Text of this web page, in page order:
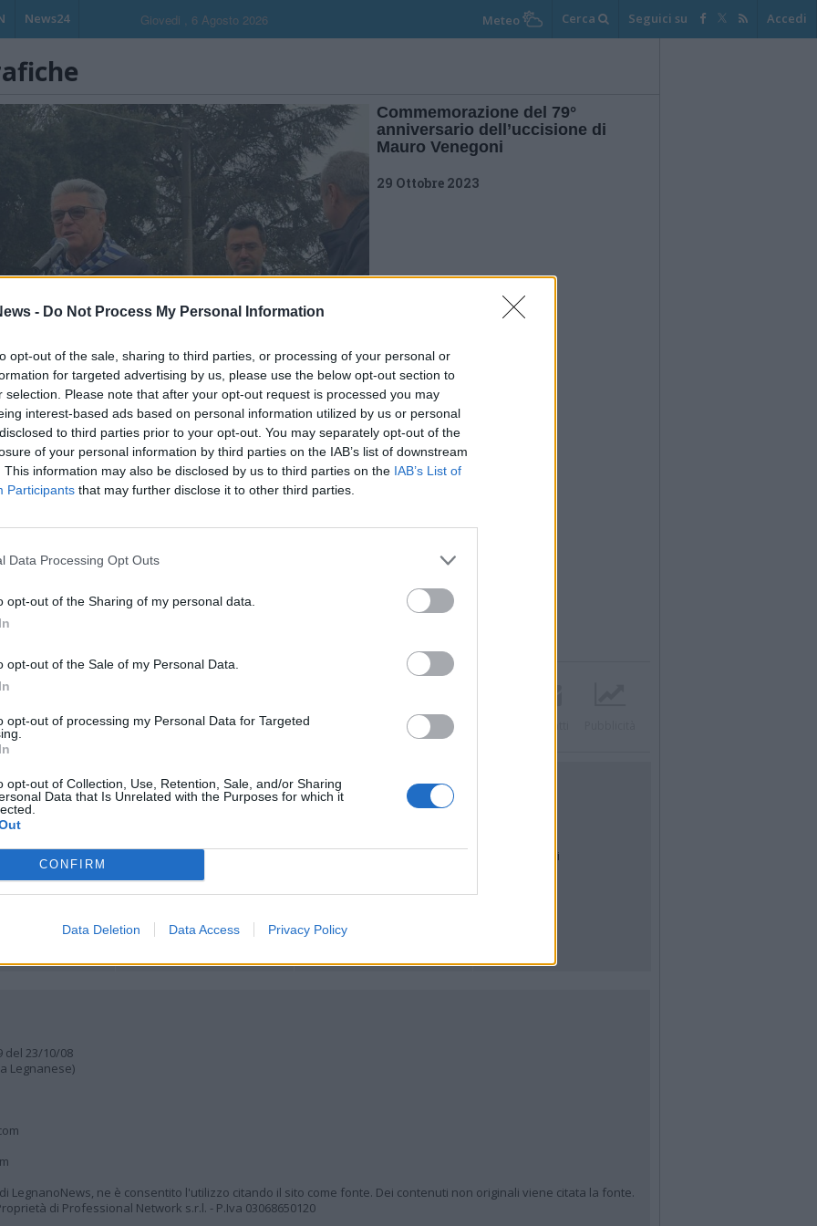
- Do Not Process My Personal Information
opt-out of the sale, sharing to third parties, or processing of your personal or
for targeted advertising by us, please use the below opt-out section to
selection. Please note that after your opt-out request is processed you may
interest-based ads based on personal information utilized by us or personal
to third parties prior to your opt-out. You may separately opt-out of the
of your personal information by third parties on the IAB’s list of downstream
This information may also be disclosed by us to third parties on the IAB’s List of
Participants that may further disclose it to other third parties.
Data Processing Opt Outs
opt-out of the Sharing of my personal data.
opt-out of the Sale of my Personal Data.
opt-out of processing my Personal Data for Targeted
opt-out of Collection, Use, Retention, Sale, and/or Sharing
Data that Is Unrelated with the Purposes for which it
CONFIRM
Data Deletion Data Access Privacy Policy
News24 Giovedi , 6 Agosto 2026 Meteo Cerca Seguici su Accedi
1 di 8
anni dopo: “Battiamoci per la libertà di tutti”
Commemorazione del 79°
anniversario dell’uccisione di
Mauro Venegoni
29 Ottobre 2023
Registrati Redazione Invia notizia Feed RSS Twitter
MULTIMEDIA
Gallerie Fotografiche
Web TV
COMUNITÀ
Foto dei lettori
Auguri
Articoli più letti
del 23/10/08
Legnanese)
LegnanoNews, ne è consentito l'utilizzo citando il sito come fonte. Dei contenuti non originali viene citata la fonte.
di Professional Network s.r.l. - P.Iva 03068650120